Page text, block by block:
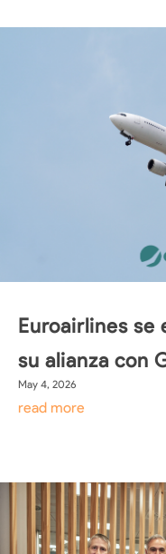
Euroairlines se
su alianza con
May 4, 2026
read more